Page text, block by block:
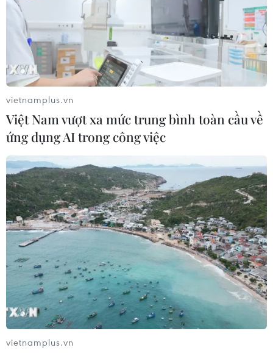
vietnamplus.vn
Việt Nam vượt xa mức trung bình toàn cầu về
ứng dụng AI trong công việc
vietnamplus.vn